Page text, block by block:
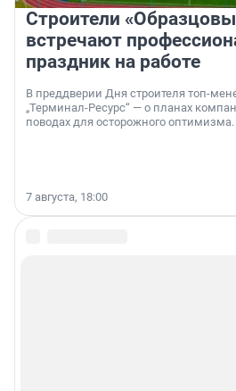
Строители
встречают
праздник на работе
В преддверии Дня строителя топ-
„Терминал-Ресурс“ — о планах
поводах для осторожного оптимизма.
7 августа, 18:00